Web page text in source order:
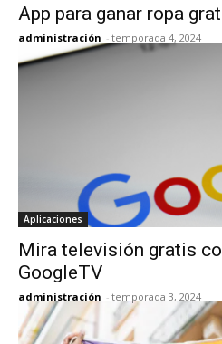
App para ganar ropa
administración - temporada 4, 2024
Aplicaciones
Mira televisión gratis
GoogleTV
administración - temporada 3, 2024